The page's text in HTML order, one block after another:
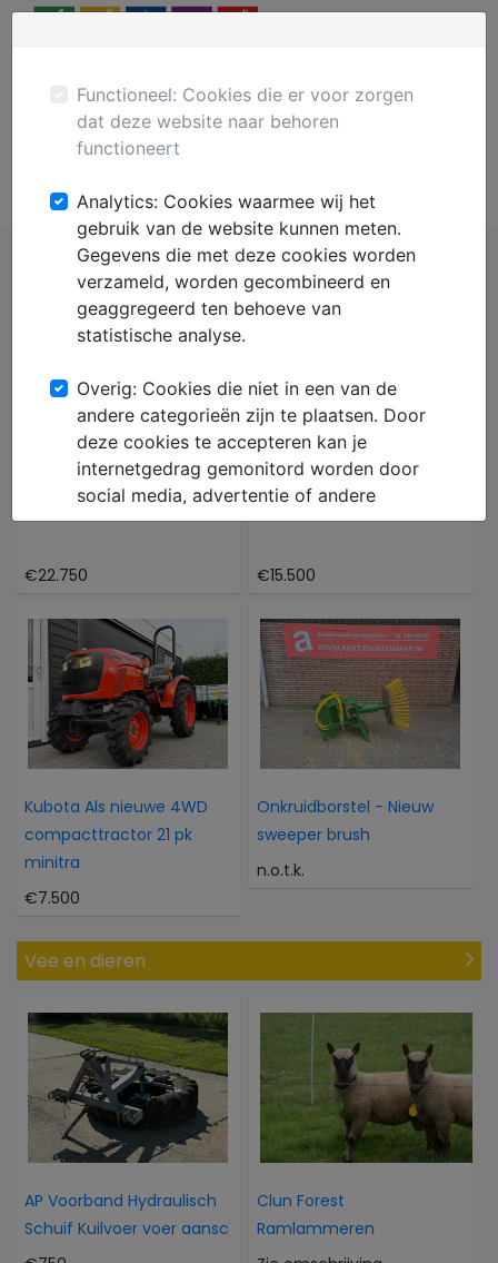
Plaats gratis advertentie
Mechanisatie
€22.750 €15.500
Kubota Als nieuwe 4WD
compacttractor 21 pk
minitra
€7.500
Onkruidborstel - Nieuw
sweeper brush
n.o.t.k.
Vee en dieren
AP Voorband Hydraulisch
Schuif Kuilvoer voer aansc
Clun Forest
Ramlammeren